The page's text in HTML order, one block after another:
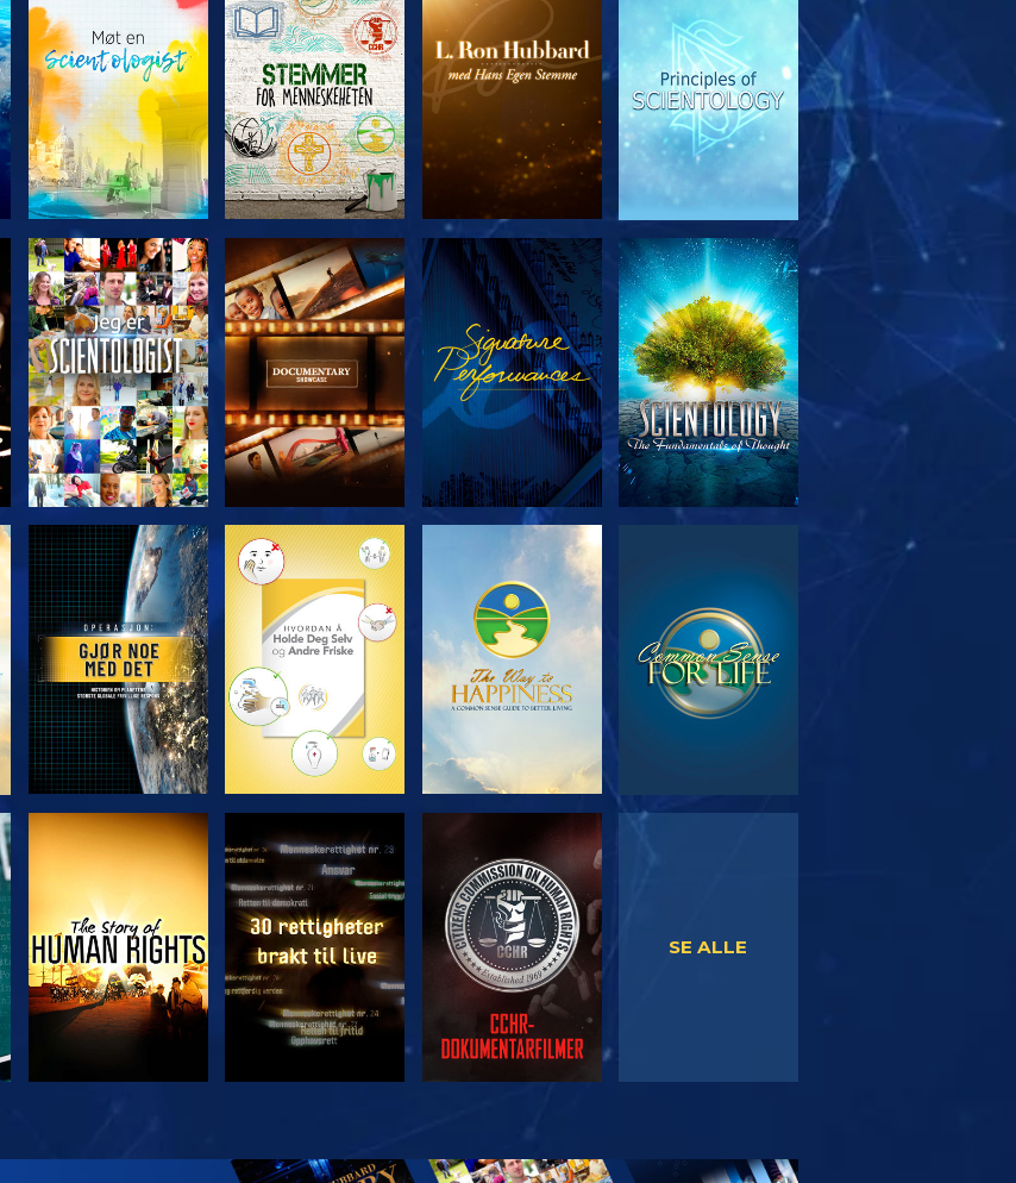
UTFORSK SERIEN UTFORSK SERIEN UTFORSK SERIEN SE
UTFORSK SERIEN UTFORSK SERIEN UTFORSK SERIEN
SE SE
SE UTFORSK SERIEN
SE ALLE